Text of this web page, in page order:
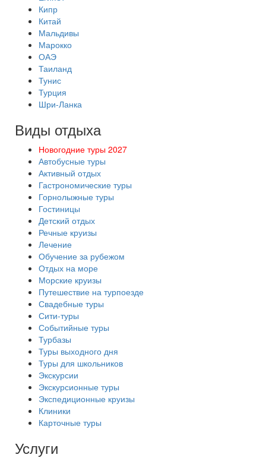
Кипр
Китай
Мальдивы
Марокко
ОАЭ
Таиланд
Тунис
Турция
Шри-Ланка
Виды отдыха
Новогодние туры 2027
Автобусные туры
Активный отдых
Гастрономические туры
Горнолыжные туры
Гостиницы
Детский отдых
Речные круизы
Лечение
Обучение за рубежом
Отдых на море
Морские круизы
Путешествие на турпоезде
Свадебные туры
Сити-туры
Событийные туры
Турбазы
Туры выходного дня
Туры для школьников
Экскурсии
Экскурсионные туры
Экспедиционные круизы
Клиники
Карточные туры
Услуги